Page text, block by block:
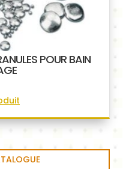
POUR BAIN